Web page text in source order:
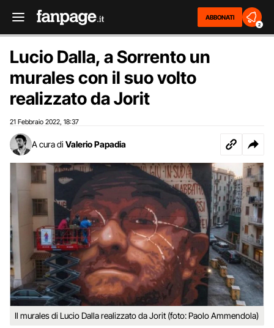
ABBONATI
2
Lucio Dalla, a Sorrento un
murales con il suo volto
realizzato da Jorit
21 Febbraio 2022 18:37
A cura di Valerio Papadia
Il murales di Lucio Dalla realizzato da Jorit (foto: Paolo Ammendola)